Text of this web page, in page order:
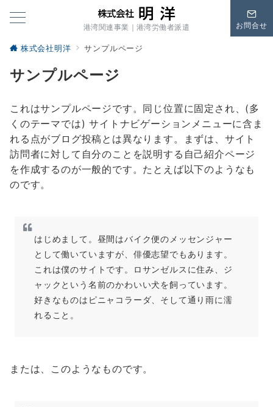
港湾関連事業｜港湾労働者派遣 お問合せ
株式会社明洋 サンプルページ
サンプルページ
これはサンプルページです。同じ位置に固定され、(多
くのテーマでは) サイトナビゲーションメニューに含ま
れる点がブログ投稿とは異なります。まずは、サイト
訪問者に対して自分のことを説明する自己紹介ページ
を作成するのが一般的です。たとえば以下のようなも
のです。
はじめまして。昼間はバイク便のメッセンジャー
として働いていますが、俳優志望でもあります。
これは僕のサイトです。ロサンゼルスに住み、ジ
ャックという名前のかわいい犬を飼っています。
好きなものはピニャコラーダ、そして通り雨に濡
れること。
または、このようなものです。